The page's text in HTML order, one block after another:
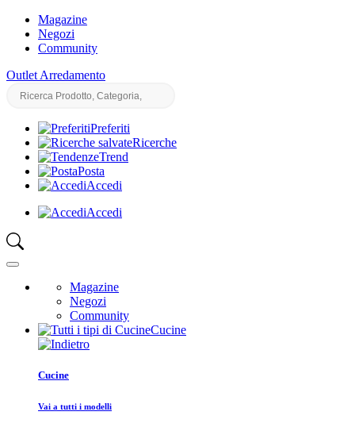
Magazine
Negozi
Community
Outlet Arredamento
Preferiti
Ricerche
Trend
Posta
Accedi
Accedi
Magazine
Negozi
Community
Cucine
Cucine
Vai a tutti i modelli